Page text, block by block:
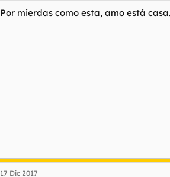
i
Por mierdas como esta, amo está casa.
17 Dic 2017